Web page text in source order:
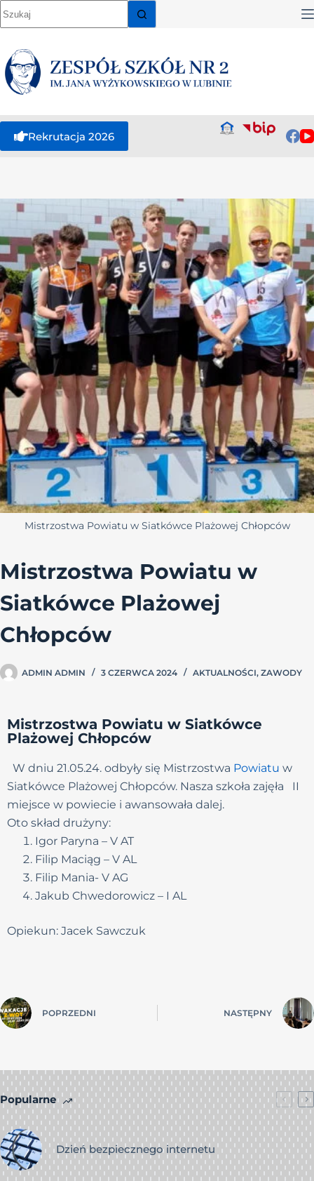
Rekrutacja 2026
Mistrzostwa Powiatu w Siatkówce Plażowej Chłopców
Mistrzostwa Powiatu w
Siatkówce Plażowej
Chłopców
ADMIN ADMIN 3 CZERWCA 2024 AKTUALNOŚCI, ZAWODY
Mistrzostwa Powiatu w Siatkówce
Plażowej Chłopców
W dniu 21.05.24. odbyły się Mistrzostwa Powiatu w
Siatkówce Plażowej Chłopców. Nasza szkoła zajęła II
miejsce w powiecie i awansowała dalej.
Oto skład drużyny:
Igor Paryna – V AT
Filip Maciąg – V AL
Filip Mania- V AG
Jakub Chwedorowicz – I AL
Opiekun: Jacek Sawczuk
POPRZEDNI NASTĘPNY
Popularne
Dzień bezpiecznego internetu